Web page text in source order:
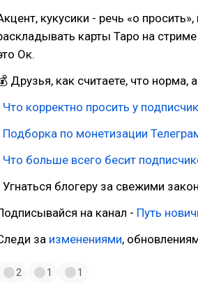
кукусики - речь «о
карты Таро на
Ок.
Друзья, как считаете, что норма,
Что корректно просить у
Подборка по монетизации
Что больше всего бесит
Угнаться блогеру за свежими
на канал - Путь
за изменениями,
2 1 1